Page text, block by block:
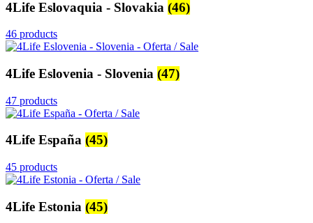
4Life Eslovaquia - Slovakia (46)
46 products
4Life Eslovenia - Slovenia (47)
47 products
4Life España (45)
45 products
4Life Estonia (45)